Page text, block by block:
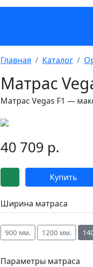
Главная Каталог
Матрас
Матрас Vegas F1 —
40 709 р.
Купить
Ширина матраса
900 мм. 1200 мм.
Параметры матраса